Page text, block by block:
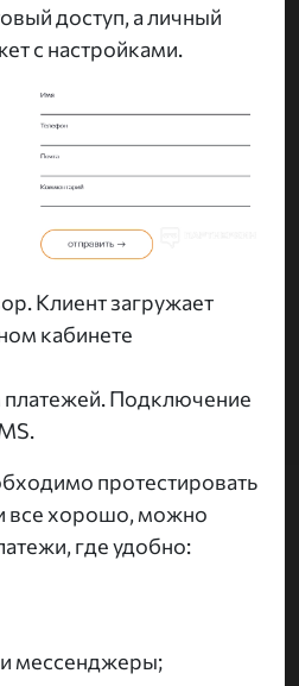
доступ, а личный
с настройками.
Клиент загружает
кабинете
платежей. Подключение
протестировать
все хорошо, можно
где удобно:
и мессенджеры;